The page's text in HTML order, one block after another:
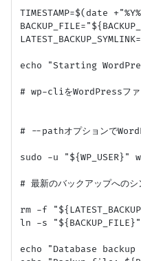
TIMESTAMP=$(date
echo "Starting
# wp-cliをWordPressファ
# --pathオプションで
sudo -u "${WP_USER}"
# 最新のバックアップへの
rm -f
ln -s "${BACKUP_FILE}"
echo "Database